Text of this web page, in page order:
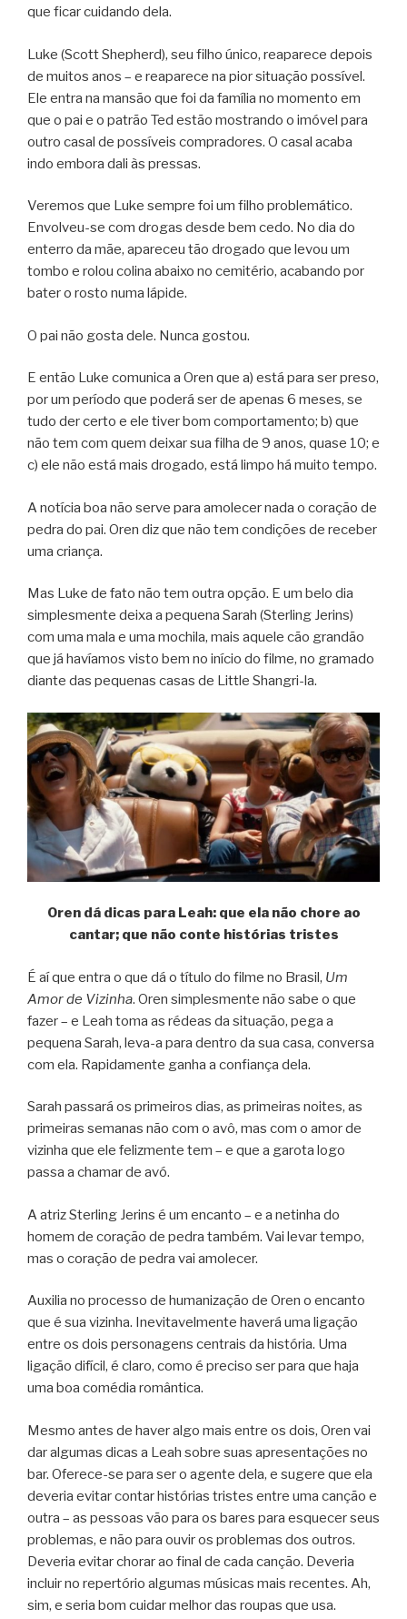
que ficar cuidando dela.
Luke (Scott Shepherd), seu filho único, reaparece depois
de muitos anos – e reaparece na pior situação possível.
Ele entra na mansão que foi da família no momento em
que o pai e o patrão Ted estão mostrando o imóvel para
outro casal de possíveis compradores. O casal acaba
indo embora dali às pressas.
Veremos que Luke sempre foi um filho problemático.
Envolveu-se com drogas desde bem cedo. No dia do
enterro da mãe, apareceu tão drogado que levou um
tombo e rolou colina abaixo no cemitério, acabando por
bater o rosto numa lápide.
O pai não gosta dele. Nunca gostou.
E então Luke comunica a Oren que a) está para ser preso,
por um período que poderá ser de apenas 6 meses, se
tudo der certo e ele tiver bom comportamento; b) que
não tem com quem deixar sua filha de 9 anos, quase 10; e
c) ele não está mais drogado, está limpo há muito tempo.
A notícia boa não serve para amolecer nada o coração de
pedra do pai. Oren diz que não tem condições de receber
uma criança.
Mas Luke de fato não tem outra opção. E um belo dia
simplesmente deixa a pequena Sarah (Sterling Jerins)
com uma mala e uma mochila, mais aquele cão grandão
que já havíamos visto bem no início do filme, no gramado
diante das pequenas casas de Little Shangri-la.
Oren dá dicas para Leah: que ela não chore ao
cantar; que não conte histórias tristes
É aí que entra o que dá o título do filme no Brasil, Um
Amor de Vizinha. Oren simplesmente não sabe o que
fazer – e Leah toma as rédeas da situação, pega a
pequena Sarah, leva-a para dentro da sua casa, conversa
com ela. Rapidamente ganha a confiança dela.
Sarah passará os primeiros dias, as primeiras noites, as
primeiras semanas não com o avô, mas com o amor de
vizinha que ele felizmente tem – e que a garota logo
passa a chamar de avó.
A atriz Sterling Jerins é um encanto – e a netinha do
homem de coração de pedra também. Vai levar tempo,
mas o coração de pedra vai amolecer.
Auxilia no processo de humanização de Oren o encanto
que é sua vizinha. Inevitavelmente haverá uma ligação
entre os dois personagens centrais da história. Uma
ligação difícil, é claro, como é preciso ser para que haja
uma boa comédia romântica.
Mesmo antes de haver algo mais entre os dois, Oren vai
dar algumas dicas a Leah sobre suas apresentações no
bar. Oferece-se para ser o agente dela, e sugere que ela
deveria evitar contar histórias tristes entre uma canção e
outra – as pessoas vão para os bares para esquecer seus
problemas, e não para ouvir os problemas dos outros.
Deveria evitar chorar ao final de cada canção. Deveria
incluir no repertório algumas músicas mais recentes. Ah,
sim, e seria bom cuidar melhor das roupas que usa.